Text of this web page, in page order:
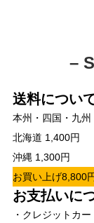
–
送料につい
本州・四国・九州
北海道 1,400円
沖縄 1,300円
お買い上げ8,800
お支払いに
・クレジットカー